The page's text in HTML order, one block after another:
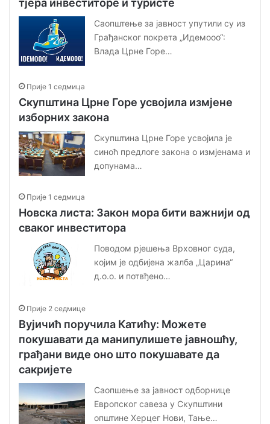
тјера инвеститоре и туристе
Саопштење за јавност упутили су из
Грађанског покрета „Идемооо“:
Влада Црне Горе…
Прије 1 седмица
Скупштина Црне Горе усвојила измјене
изборних закона
Скупштина Црне Горе усвојила је
синоћ предлоге закона о измјенама и
допунама…
Прије 1 седмица
Новска листа: Закон мора бити важнији од
сваког инвеститора
Поводом рјешења Врховног суда,
којим је одбиjена жалба „Царина“
д.о.о. и потвђено…
Прије 2 седмице
Вујичић поручила Катићу: Можете
покушавати да манипулишете јавношћу,
грађани виде оно што покушавате да
сакријете
Саопшење за јавност одборнице
Европског савеза у Скупштини
општине Херцег Нови, Тање…